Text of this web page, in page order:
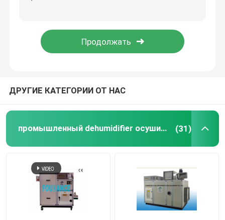
Dehumidifier колеса осушителя
Промышленный сушильщик воздуха осушителя
ДРУГИЕ КАТЕГОРИИ ОТ НАС
промышленный dehumidifier осушителя (31)